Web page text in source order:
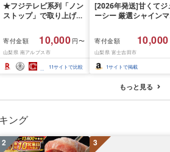
★フジテレビ系列「ノン
ストップ」で取り上げら
先行予約]南アルプス市
産シャインマスカット
1.2kg以上(2〜3房)ふる
さと納税 おすすめ 山梨
県 南アルプス市 送料無
寄付金額 10,000 円〜
山梨県 南アルプス市
11サイトで比較
[2026年発送]甘くてジ
ーシー 厳選シャインマ
月前半(1〜15日)から
月下旬までの発送) フ
ーツ ぶどう 果物 山梨
産 2026 旬 大粒 高級
寄付金額 10,000
山梨県 富士吉田市
1サイトで掲載
もっと見る
ング
2 3